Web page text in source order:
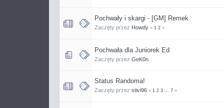
Pochwały i skargi - [GM] Remek
Zaczęty przez Howdy « 1 2 »
Pochwała dla Juniorek Ed
Zaczęty przez GeK0n
Status Randoma!
Zaczęty przez stivi96 « 1 2 3 7 »